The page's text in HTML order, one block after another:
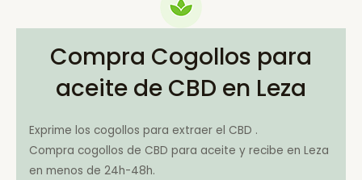
Compra Cogollos para
aceite de CBD en Leza
Exprime los cogollos para extraer el CBD .
Compra cogollos de CBD para aceite y recibe en Leza
en menos de 24h-48h.